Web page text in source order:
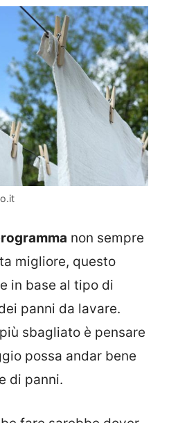
non sempre
migliore, questo
in base al tipo di
panni da lavare.
sbagliato è pensare
possa andar bene
di panni.